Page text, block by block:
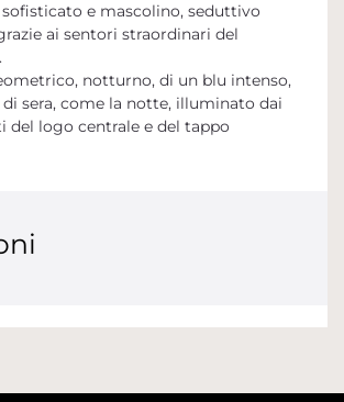
e mascolino, seduttivo
ai sentori straordinari del
notturno, di un blu intenso,
sera, come la notte, illuminato dai
del logo centrale e del tappo